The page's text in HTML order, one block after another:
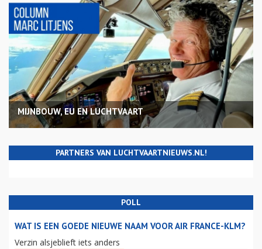
MIJNBOUW, EU EN LUCHTVAART
PARTNERS VAN LUCHTVAARTNIEUWS.NL!
POLL
WAT IS EEN GOEDE NIEUWE NAAM VOOR AIR FRANCE-KLM?
Verzin alsjeblieft iets anders